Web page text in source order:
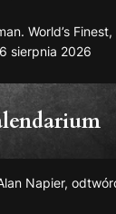
World’s Finest,
sierpnia 2026
Napier,